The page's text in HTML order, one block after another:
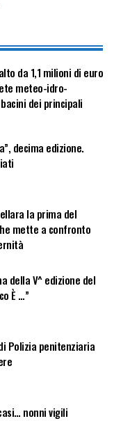
da 1,1 milioni di euro
meteo-idro-
dei principali
decima edizione.
la prima del
mette a confronto
della V^ edizione del
È …”
Polizia penitenziaria
nonni vigili